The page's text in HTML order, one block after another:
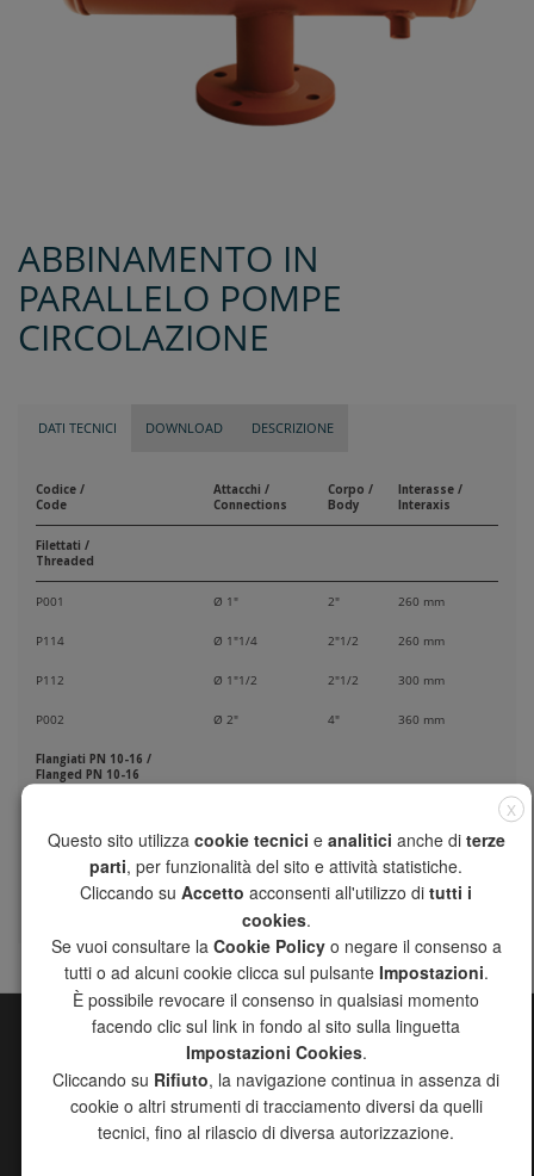
ABBINAMENTO IN
PARALLELO POMPE
CIRCOLAZIONE
DATI TECNICI DOWNLOAD DESCRIZIONE
Codice /
Code
Attacchi /
Connections
Corpo /
Body
Interasse /
Interaxis
Filettati /
Threaded
P001 Ø 1" 2" 260 mm
P114 Ø 1"1/4 2"1/2 260 mm
P112 Ø 1"1/2 2"1/2 300 mm
P002 Ø 2" 4" 360 mm
Flangiati PN 10-16 /
Flanged PN 10-16
DN 100 6" 400 mm
CHANNEL
AZIENDA
X
Questo sito utilizza cookie tecnici e analitici anche di terze
parti, per funzionalità del sito e attività statistiche.
Cliccando su Accetto acconsenti all'utilizzo di tutti i
cookies.
Se vuoi consultare la Cookie Policyo negare il consenso a
tutti o ad alcuni cookie clicca sul pulsante Impostazioni.
È possibile revocare il consenso in qualsiasi momento
facendo clic sul link in fondo al sito sulla linguetta
Impostazioni Cookies.
Cliccando su Rifiuto, la navigazione continua in assenza di
cookie o altri strumenti di tracciamento diversi da quelli
tecnici, fino al rilascio di diversa autorizzazione.